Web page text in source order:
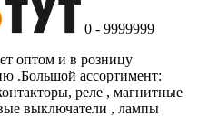
0 - 9999999
оптом и в розницу
.Большой ассортимент:
реле , магнитные
выключатели , лампы